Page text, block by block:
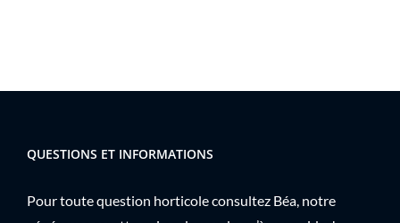
QUESTIONS ET INFORMATIONS
Pour toute question horticole consultez Béa, notre